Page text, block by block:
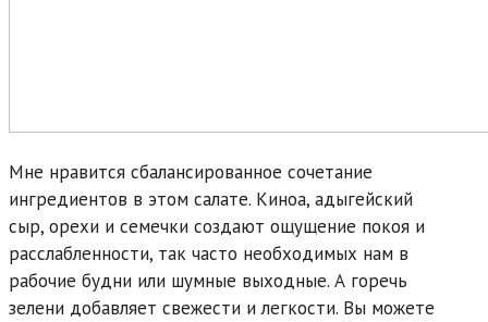
Мне нравится сбалансированное сочетание
ингредиентов в этом салате. Киноа, адыгейский
сыр, орехи и семечки создают ощущение покоя и
расслабленности, так часто необходимых нам в
рабочие будни или шумные выходные. А горечь
зелени добавляет свежести и легкости. Вы можете